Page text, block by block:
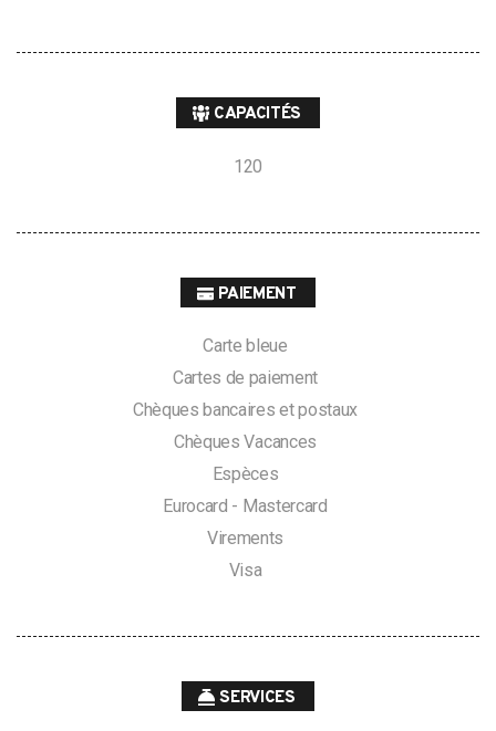
CAPACITÉS
120
PAIEMENT
Carte bleue
Cartes de paiement
Chèques bancaires et postaux
Chèques Vacances
Espèces
Eurocard - Mastercard
Virements
Visa
SERVICES